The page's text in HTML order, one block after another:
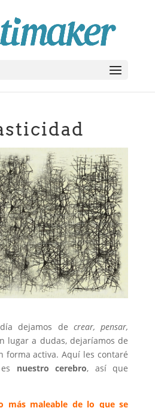
dejamos de crear, pensar,
lugar a dudas, dejaríamos de
forma activa. Aquí les contaré
nuestro cerebro, así que
más maleable de lo que se